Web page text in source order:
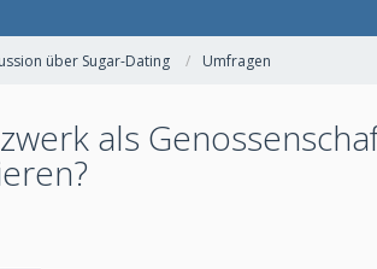
über Sugar-Dating Umfragen
als